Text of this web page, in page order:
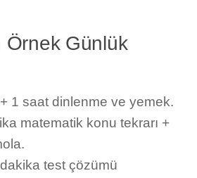
Örnek Günlük
1 saat dinlenme ve yemek.
matematik konu tekrarı +
test çözümü